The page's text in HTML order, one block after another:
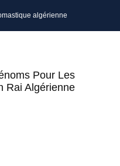
algérienne
Pour Les
Rai Algérienne